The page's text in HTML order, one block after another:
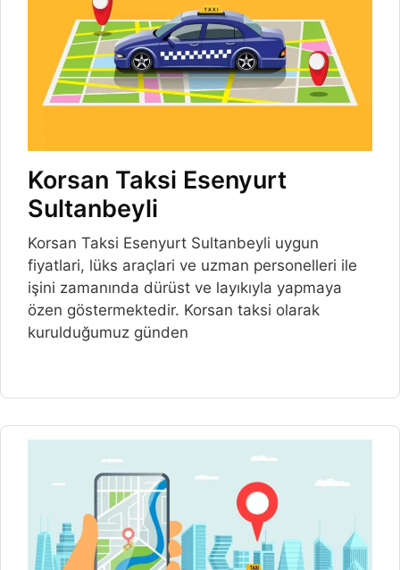
Korsan Taksi Esenyurt
Sultanbeyli
Korsan Taksi Esenyurt Sultanbeyli uygun
fiyatlari, lüks araçlari ve uzman personelleri ile
işini zamanında dürüst ve layıkıyla yapmaya
özen göstermektedir. Korsan taksi olarak
kurulduğumuz günden